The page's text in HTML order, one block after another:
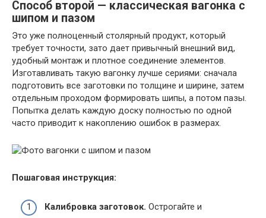
Способ второй — классическая вагонка с
шипом и пазом
Это уже полноценный столярный продукт, который
требует точности, зато дает привычный внешний вид,
удобный монтаж и плотное соединение элементов.
Изготавливать такую вагонку лучше сериями: сначала
подготовить все заготовки по толщине и ширине, затем
отдельным проходом формировать шипы, а потом пазы.
Попытка делать каждую доску полностью по одной
часто приводит к накоплению ошибок в размерах.
Пошаговая инструкция:
Калибровка заготовок. Острогайте и